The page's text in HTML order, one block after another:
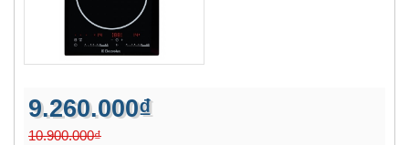
9.260.000₫
10.900.000₫